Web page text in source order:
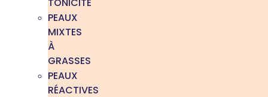
PEAUX
MIXTES
À
GRASSES
PEAUX
RÉACTIVES